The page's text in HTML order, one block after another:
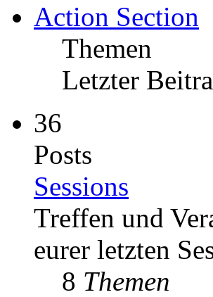
Action Section
Themen
Letzter
36
Posts
Sessions
Treffen und
eurer letzten
8 Themen